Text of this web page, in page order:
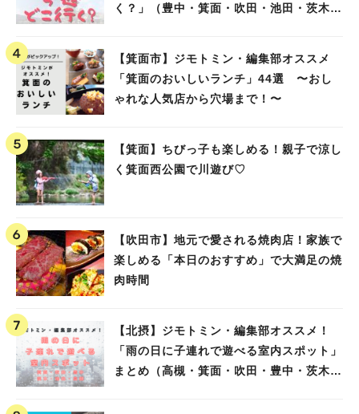
く？」（豊中・箕面・吹田・池田・茨木・
【箕面市】ジモトミン・編集部オススメ
「箕面のおいしいランチ」44選 〜おし
ゃれな人気店から穴場まで！〜
【箕面】ちびっ子も楽しめる！親子で涼し
く箕面西公園で川遊び♡
【吹田市】地元で愛される焼肉店！家族で
楽しめる「本日のおすすめ」で大満足の焼
肉時間
【北摂】ジモトミン・編集部オススメ！
「雨の日に子連れで遊べる室内スポット」
まとめ（高槻・箕面・吹田・豊中・茨木・